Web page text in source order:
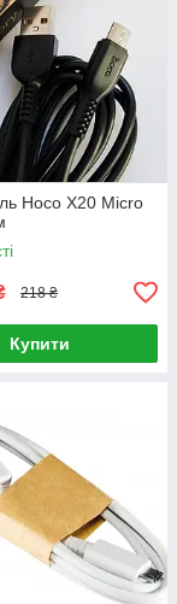
Hoco X20 Micro
218 ₴
Купити